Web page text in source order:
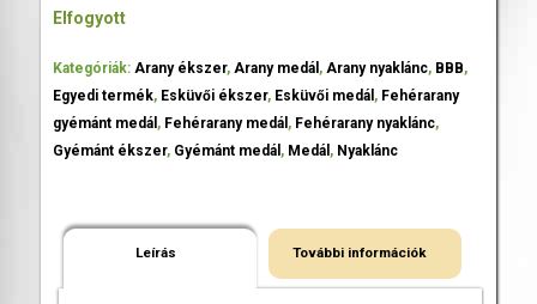
Elfogyott
Kategóriák: Arany ékszer, Arany medál , Arany nyaklánc, BBB,
Egyedi termék, Esküvői ékszer, Esküvői medál , Fehérarany
gyémánt medál , Fehérarany medál , Fehérarany nyaklánc,
Gyémánt ékszer, Gyémánt medál , Medál , Nyaklánc
Leírás További információk